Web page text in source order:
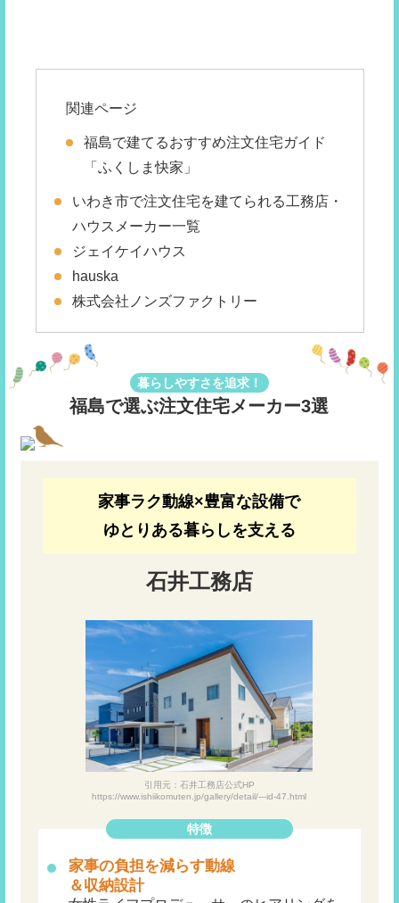
関連ページ
福島で建てるおすすめ注文住宅ガイド
「ふくしま快家」
いわき市で注文住宅を建てられる工務店・
ハウスメーカー一覧
ジェイケイハウス
hauska
株式会社ノンズファクトリー
暮らしやすさを追求！
福島で選ぶ注文住宅メーカー3選
家事ラク動線×豊富な設備で
ゆとりある暮らしを支える
石井工務店
引用元：石井工務店公式HP
https://www.ishiikomuten.jp/gallery/detail/---id-47.html
特徴
家事の負担を減らす動線
＆収納設計